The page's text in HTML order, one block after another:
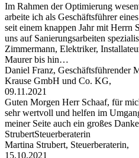
Im Rahmen der Optimierung
arbeite ich als Geschäftsführer
seit einem knappen Jahr mit Herrn
uns auf Sanierungsarbeiten
Zimmermann, Elektriker,
Maurer bis hin…
Daniel Franz, Geschäftsführender
Krause GmbH und Co. KG,
09.11.2021
Guten Morgen Herr Schaaf, für
sehr wertvoll und helfen im
meiner Seite auch ein großes
StrubertSteuerberaterin
Martina Strubert, Steuerberaterin,
15.10.2021